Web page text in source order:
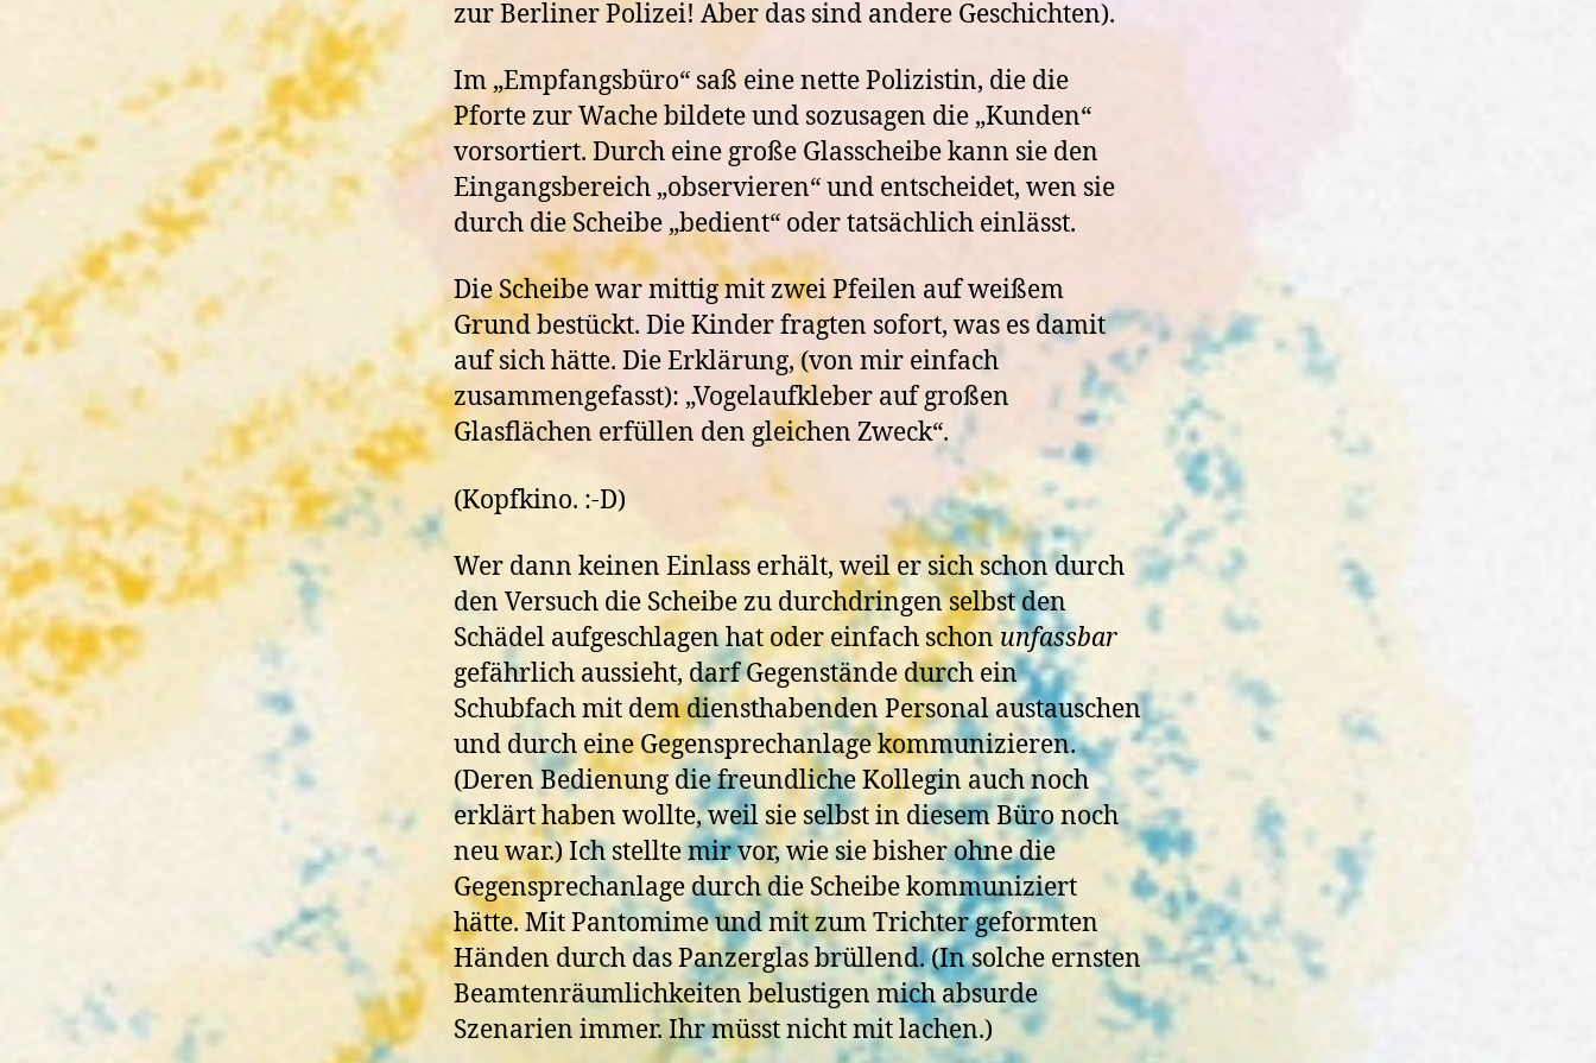
zur Berliner Polizei! Aber das sind andere Geschichten).
Im „Empfangsbüro“ saß eine nette Polizistin, die die
Pforte zur Wache bildete und sozusagen die „Kunden“
vorsortiert. Durch eine große Glasscheibe kann sie den
Eingangsbereich „observieren“ und entscheidet, wen sie
durch die Scheibe „bedient“ oder tatsächlich einlässt.
Die Scheibe war mittig mit zwei Pfeilen auf weißem
Grund bestückt. Die Kinder fragten sofort, was es damit
auf sich hätte. Die Erklärung, (von mir einfach
zusammengefasst): „Vogelaufkleber auf großen
Glasflächen erfüllen den gleichen Zweck“.
(Kopfkino. :-D)
Wer dann keinen Einlass erhält, weil er sich schon durch
den Versuch die Scheibe zu durchdringen selbst den
Schädel aufgeschlagen hat oder einfach schonunfassbar
gefährlich aussieht, darf Gegenstände durch ein
Schubfach mit dem diensthabenden Personal austauschen
und durch eine Gegensprechanlage kommunizieren.
(Deren Bedienung die freundliche Kollegin auch noch
erklärt haben wollte, weil sie selbst in diesem Büro noch
neu war.) Ich stellte mir vor, wie sie bisher ohne die
Gegensprechanlage durch die Scheibe kommuniziert
hätte. Mit Pantomime und mit zum Trichter geformten
Händen durch das Panzerglas brüllend. (In solche ernsten
Beamtenräumlichkeiten belustigen mich absurde
Szenarien immer. Ihr müsst nicht mit lachen.)